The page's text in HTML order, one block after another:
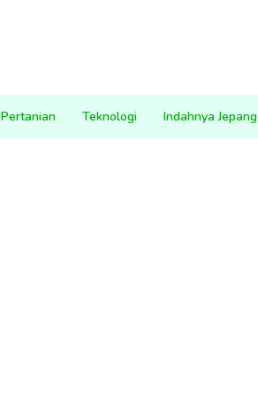
Pertanian Teknologi Indahnya Jepang